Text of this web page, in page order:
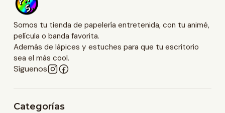
Somos tu tienda de papelería entretenida, con tu animé,
película o banda favorita.
Además de lápices y estuches para que tu escritorio
sea el más cool.
Síguenos
Categorías